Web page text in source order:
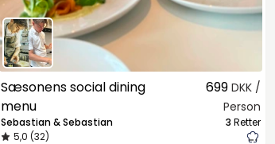
Sæsonens social dining
menu
Sebastian & Sebastian
5,0 (32)
699 DKK /
Person
3 Retter